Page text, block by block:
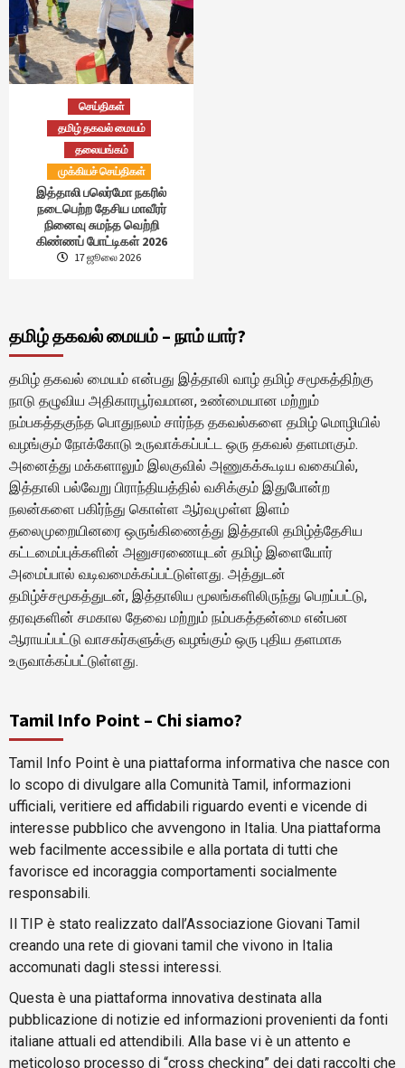
செய்திகள்
தமிழ் தகவல் மையம்
தலையங்கம்
முக்கியச் செய்திகள்
இத்தாலி பலெர்மோ நகரில்
நடைபெற்ற தேசிய மாவீரர்
நினைவு சுமந்த வெற்றி
கிண்ணப் போட்டிகள் 2026
17 ஜூலை 2026
தமிழ் தகவல் மையம் – நாம் யார்?
தமிழ் தகவல் மையம் என்பது இத்தாலி வாழ் தமிழ் சமூகத்திற்கு
நாடு தழுவிய அதிகாரபூர்வமான, உண்மையான மற்றும்
நம்பகத்தகுந்த பொதுநலம் சார்ந்த தகவல்களை தமிழ் மொழியில்
வழங்கும் நோக்கோடு உருவாக்கப்பட்ட ஒரு தகவல் தளமாகும்.
அனைத்து மக்களாலும் இலகுவில் அணுகக்கூடிய வகையில்,
இத்தாலி பல்வேறு பிராந்தியத்தில் வசிக்கும் இதுபோன்ற
நலன்களை பகிர்ந்து கொள்ள ஆர்வமுள்ள இளம்
தலைமுறையினரை ஒருங்கிணைத்து இத்தாலி தமிழ்த்தேசிய
கட்டமைப்புக்களின் அனுசரணையுடன் தமிழ் இளையோர்
அமைப்பால் வடிவமைக்கப்பட்டுள்ளது. அத்துடன்
தமிழ்ச்சமூகத்துடன், இத்தாலிய மூலங்களிலிருந்து பெறப்பட்டு,
தரவுகளின் சமகால தேவை மற்றும் நம்பகத்தன்மை என்பன
ஆராயப்பட்டு வாசகர்களுக்கு வழங்கும் ஒரு புதிய தளமாக
உருவாக்கப்பட்டுள்ளது.
Tamil Info Point – Chi siamo?
Tamil Info Point è una piattaforma informativa che nasce con
lo scopo di divulgare alla Comunità Tamil, informazioni
ufficiali, veritiere ed affidabili riguardo eventi e vicende di
interesse pubblico che avvengono in Italia. Una piattaforma
web facilmente accessibile e alla portata di tutti che
favorisce ed incoraggia comportamenti socialmente
responsabili.
Il TIP è stato realizzato dall’Associazione Giovani Tamil
creando una rete di giovani tamil che vivono in Italia
accomunati dagli stessi interessi.
Questa è una piattaforma innovativa destinata alla
pubblicazione di notizie ed informazioni provenienti da fonti
italiane attuali ed attendibili. Alla base vi è un attento e
meticoloso processo di “cross checking” dei dati raccolti che